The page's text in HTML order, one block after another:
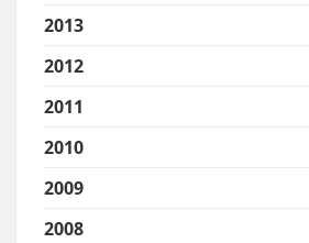
2013
2012
2011
2010
2009
2008